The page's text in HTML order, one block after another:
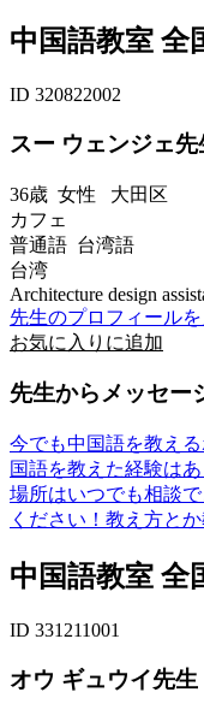
中国語教室 全
ID 320822002
スー ウェンジェ先
36歳 女性 大田区
カフェ
普通語 台湾語
台湾
Architecture design
先生のプロフィールを
お気に入りに追加
先生からメッセー
今でも中国語を教え
国語を教えた経験は
場所はいつでも相談
ください！教え方と
中国語教室 全
ID 331211001
オウ ギュウイ先生